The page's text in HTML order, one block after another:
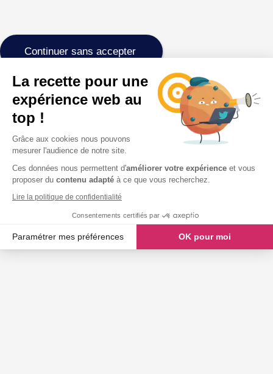
Continuer sans accepter
La recette pour une
expérience web au
top !
Grâce aux cookies nous pouvons
mesurer l'audience de notre site.
Ces données nous permettent d'améliorer votre expérience et vous
proposer du contenu adapté à ce que vous recherchez.
Lire la politique de confidentialité
Consentements certifiés par
Paramétrer mes préférences OK pour moi